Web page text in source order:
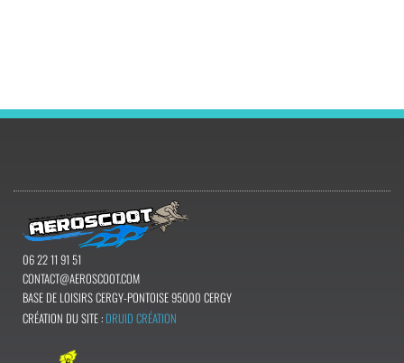
06 22 11 91 51
CONTACT@AEROSCOOT.COM
BASE DE LOISIRS CERGY-PONTOISE 95000 CERGY
CRÉATION DU SITE : DRUID CRÉATION